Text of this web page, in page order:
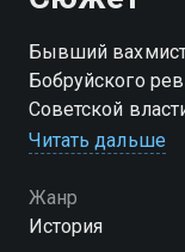
Бывший
Бобруйского
Советской
от натиска
Читать дальше
Жанр
История